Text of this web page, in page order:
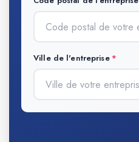
Ville de l'entreprise